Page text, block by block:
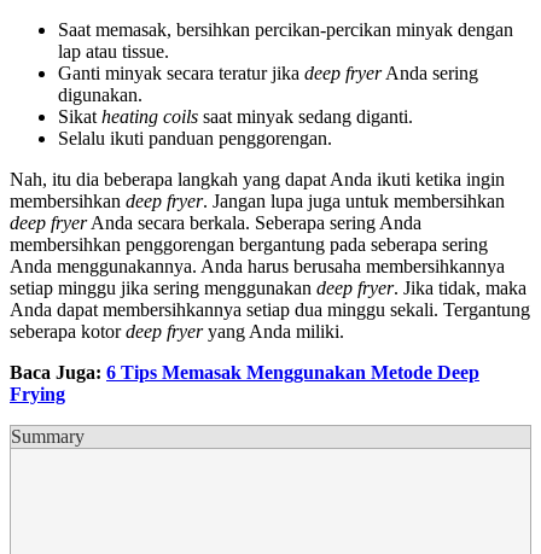
Saat memasak, bersihkan percikan-percikan minyak dengan
lap atau tissue.
Ganti minyak secara teratur jika deep fryerAnda sering
digunakan.
Sikat heating coils saat minyak sedang diganti.
Selalu ikuti panduan penggorengan.
Nah, itu dia beberapa langkah yang dapat Anda ikuti ketika ingin
membersihkan deep fryer. Jangan lupa juga untuk membersihkan
deep fryerAnda secara berkala. Seberapa sering Anda
membersihkan penggorengan bergantung pada seberapa sering
Anda menggunakannya. Anda harus berusaha membersihkannya
setiap minggu jika sering menggunakan deep fryer. Jika tidak, maka
Anda dapat membersihkannya setiap dua minggu sekali. Tergantung
seberapa kotordeep fryeryang Anda miliki.
Baca Juga: 6 Tips Memasak Menggunakan Metode Deep
Frying
Summary